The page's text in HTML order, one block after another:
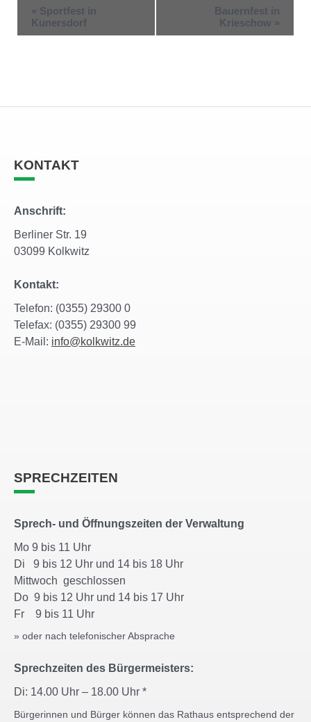
« Sportfest in
Kunersdorf
Bauernfest in
Krieschow »
KONTAKT
Anschrift:
Berliner Str. 19
03099 Kolkwitz
Kontakt:
Telefon: (0355) 29300 0
Telefax: (0355) 29300 99
E-Mail: info@kolkwitz.de
SPRECHZEITEN
Sprech- und Öffnungszeiten der Verwaltung
Mo 9 bis 11 Uhr
Di 9 bis 12 Uhr und 14 bis 18 Uhr
Mittwoch geschlossen
Do 9 bis 12 Uhr und 14 bis 17 Uhr
Fr 9 bis 11 Uhr
» oder nach telefonischer Absprache
Sprechzeiten des Bürgermeisters:
Di: 14.00 Uhr – 18.00 Uhr *
Bürgerinnen und Bürger können das Rathaus entsprechend der